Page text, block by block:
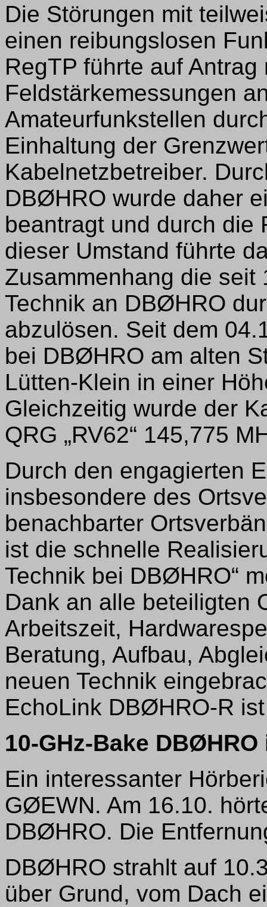
Die Störungen mit
einen reibungslosen
RegTP führte auf
Feldstärkemessungen
Amateurfunkstellen
Einhaltung der
Kabelnetzbetreiber.
DBØHRO wurde daher
beantragt und durch die
dieser Umstand führte
Zusammenhang die seit
Technik an DBØHRO
abzulösen. Seit dem
bei DBØHRO am alten
Lütten-Klein in einer
Gleichzeitig wurde der
QRG „RV62“ 145,775
Durch den engagierten
insbesondere des
benachbarter
ist die schnelle
Technik bei DBØHRO“
Dank an alle beteiligten
Arbeitszeit,
Beratung, Aufbau,
neuen Technik
EchoLink DBØHRO-R
10-GHz-Bake
Ein interessanter
GØEWN. Am 16.10.
DBØHRO. Die
DBØHRO strahlt auf
über Grund, vom Dach